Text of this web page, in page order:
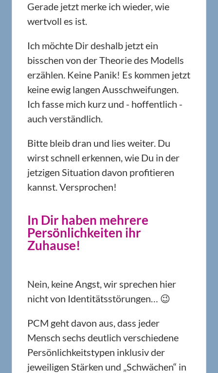
Gerade jetzt merke ich wieder, wie
wertvoll es ist.
Ich möchte Dir deshalb jetzt ein
bisschen von der Theorie des Modells
erzählen. Keine Panik! Es kommen jetzt
keine ewig langen Ausschweifungen.
Ich fasse mich kurz und - hoffentlich -
auch verständlich.
Bitte bleib dran und lies weiter. Du
wirst schnell erkennen, wie Du in der
jetzigen Situation davon profitieren
kannst. Versprochen!
In Dir haben mehrere
Persönlichkeiten ihr
Zuhause!
Nein, keine Angst, wir sprechen hier
nicht von Identitätsstörungen… 😉
PCM geht davon aus, dass jeder
Mensch sechs deutlich verschiedene
Persönlichkeitstypen inklusiv der
jeweiligen Stärken und „Schwächen“ in